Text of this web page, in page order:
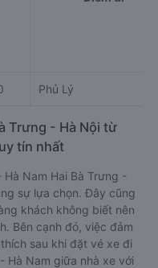
Phủ Lý
Trưng - Hà Nội từ
tín nhất
Nam Hai Bà Trưng -
sự lựa chọn. Đây cũng
khách không biết nên
Bên cạnh đó, việc đảm
sau khi đặt vé xe đi
Hà Nam giữa nhà xe với